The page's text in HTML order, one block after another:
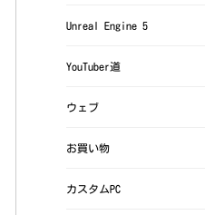
Unreal Engine 5
YouTuber道
ウェブ
お買い物
カスタムPC